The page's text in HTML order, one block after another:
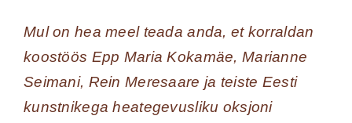
Mul on hea meel teada anda, et korraldan
koostöös Epp Maria Kokamäe, Marianne
Seimani, Rein Meresaare ja teiste Eesti
kunstnikega heategevusliku oksjoni